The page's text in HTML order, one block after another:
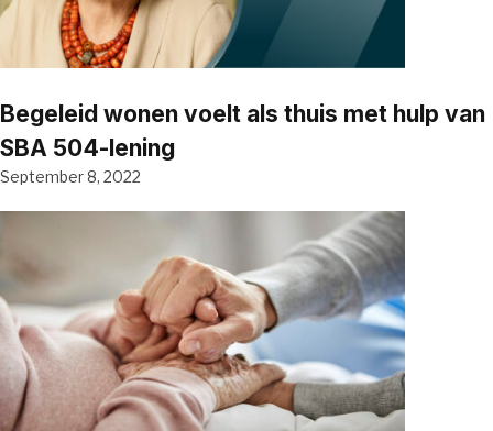
Begeleid wonen voelt als thuis met hulp van
SBA 504-lening
September 8, 2022